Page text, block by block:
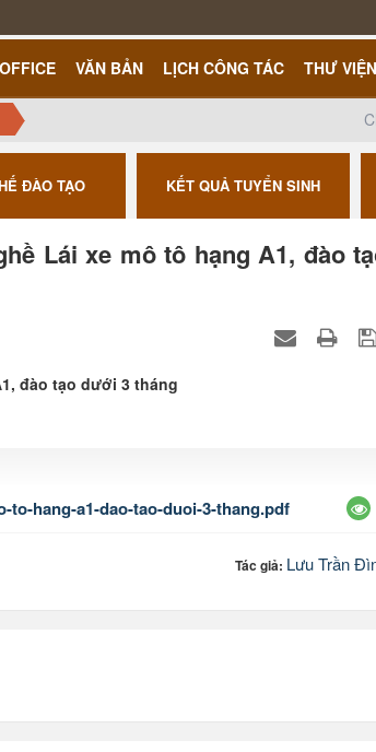
OFFICE VĂN BẢN LỊCH CÔNG TÁC THƯ VIỆN
ĐÀO TẠO KẾT QUẢ TUYỂN SINH
Lái xe mô tô hạng A1, đào
đào tạo dưới 3 tháng
to-hang-a1-dao-tao-duoi-3-thang.pdf
Tác giả: Lưu Trần